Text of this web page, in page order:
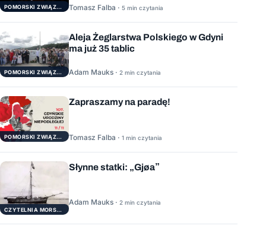
POMORSKI ZWIĄZEK ŻEGLARSKI Tomasz Falba · 5 min czytania
POMORSKI ZWIĄZEK ŻEGLARSKI
Aleja Żeglarstwa Polskiego w Gdyni
ma już 35 tablic
Adam Mauks · 2 min czytania
POMORSKI ZWIĄZEK ŻEGLARSKI
Zapraszamy na paradę!
Tomasz Falba · 1 min czytania
CZYTELNIA MORSKA
Słynne statki: „Gjøa”
Adam Mauks · 2 min czytania